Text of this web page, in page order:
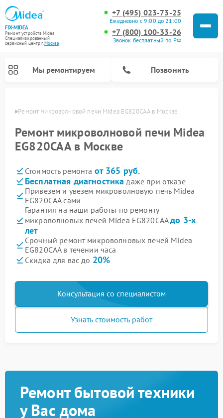
FIX-MIDEA
Ремонт устройств Midea
Специализированный
cервисный центр г.Москва
+7 (495) 023-73-25
Ежедневно с 9:00 до 21:00
+7 (800) 100-33-26
Звонок бесплатный по РФ
Мы ремонтируем Позвонить
Ремонт микроволновой печи Midea EG820CAA в Москве
Ремонт микроволновой печи Midea
EG820CAA в Москве
Стоимость ремонта от 365 руб.
Бесплатная диагностика даже при отказе
Привезем и увезем микроволновую печь Midea
EG820CAA сами
Гарантия на наши работы по ремонту
микроволновых печей Midea EG820CAAдо 3-х
лет
Срочный ремонт микроволновых печей Midea
EG820CAA в течении часа
Скидка для вас до 20%
Консультация со специалистом
Узнать стоимость работ
Ремонт бытовой техники
у Вас дома